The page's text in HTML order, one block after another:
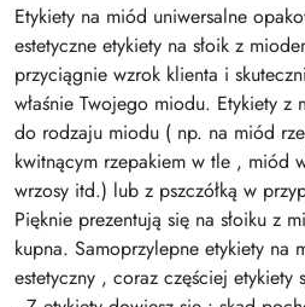
Etykiety na miód uniwersalne
estetyczne etykiety na słoik z
przyciągnie wzrok klienta i
właśnie Twojego miodu. Etykiety z
do rodzaju miodu ( np. na miód
kwitnącym rzepakiem w tle , miód
wrzosy itd.) lub z pszczółką w
Pięknie prezentują się na słoiku z
kupna. Samoprzylepne etykiety na
estetyczny , coraz częściej etykiety